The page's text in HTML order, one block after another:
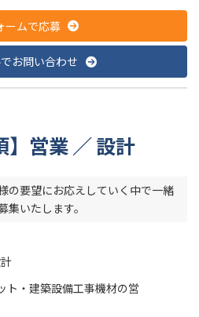
ームで応募
お問い合わせ
】営業 ／ 設計
の要望にお応えしていく中で一緒
集いたします。
ト・建築設備工事機材の営